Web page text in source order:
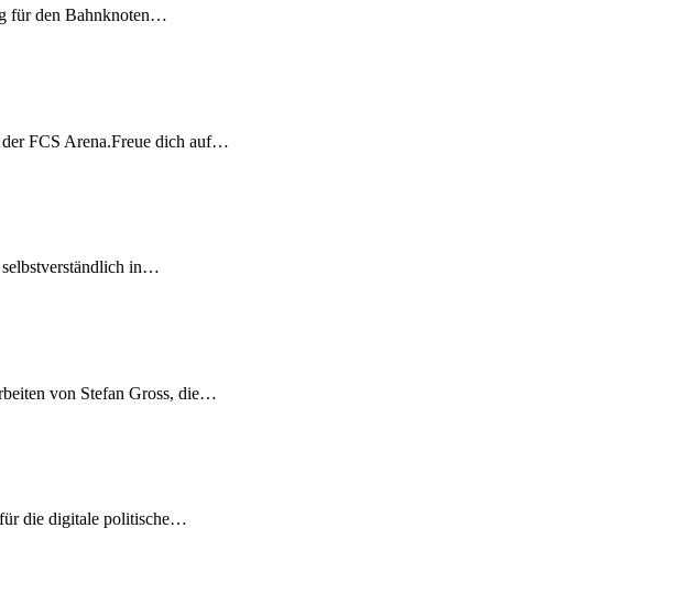
für den Bahnknoten…
FCS Arena.Freue dich auf…
selbstverständlich in…
von Stefan Gross, die…
die digitale politische…